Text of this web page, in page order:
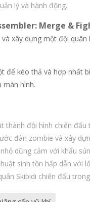
lý và hành động.
Merge &
xây dựng một đội
để kéo thả và hợp nhất
màn hình.
thành đội hình chiến đấu
đàn zombie và xây
dũng cảm với khẩu
sinh tồn hấp dẫn với
Skibidi chiến đấu